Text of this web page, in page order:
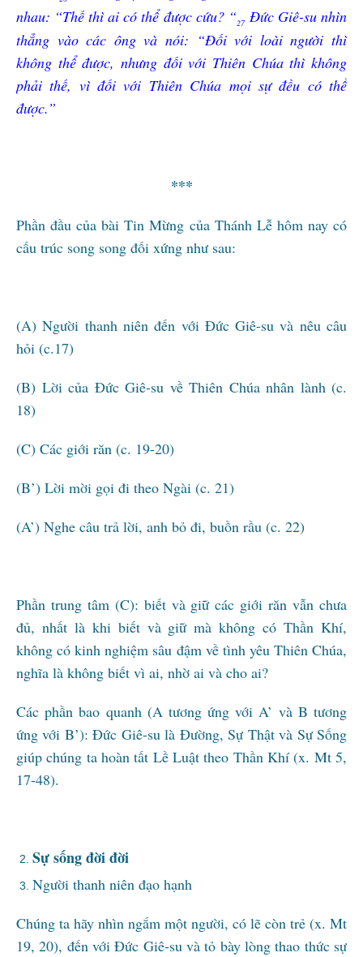
nhau: “Thế thì ai có thể được cứu? “27Đức Giê-su nhìn
thẳng vào các ông và nói: “Đối với loài người thì
không thể được, nhưng đối với Thiên Chúa thì không
phải thế, vì đối với Thiên Chúa mọi sự đều có thể
được.”
***
Phần đầu của bài Tin Mừng của Thánh Lễ hôm nay có
cấu trúc song song đối xứng như sau:
(A) Người thanh niên đến với Đức Giê-su và nêu câu
hỏi (c.17)
(B) Lời của Đức Giê-su về Thiên Chúa nhân lành (c.
18)
(C) Các giới răn (c. 19-20)
(B’) Lời mời gọi đi theo Ngài (c. 21)
(A’) Nghe câu trả lời, anh bỏ đi, buồn rầu (c. 22)
Phần trung tâm (C): biết và giữ các giới răn vẫn chưa
đủ, nhất là khi biết và giữ mà không có Thần Khí,
không có kinh nghiệm sâu đậm về tình yêu Thiên Chúa,
nghĩa là không biết vì ai, nhờ ai và cho ai?
Các phần bao quanh (A tương ứng với A’ và B tương
ứng với B’): Đức Giê-su là Đường, Sự Thật và Sự Sống
giúp chúng ta hoàn tất Lề Luật theo Thần Khí (x. Mt 5,
17-48).
Sự sống đời đời
Người thanh niên đạo hạnh
Chúng ta hãy nhìn ngắm một người, có lẽ còn trẻ (x. Mt
19, 20), đến với Đức Giê-su và tỏ bày lòng thao thức sự